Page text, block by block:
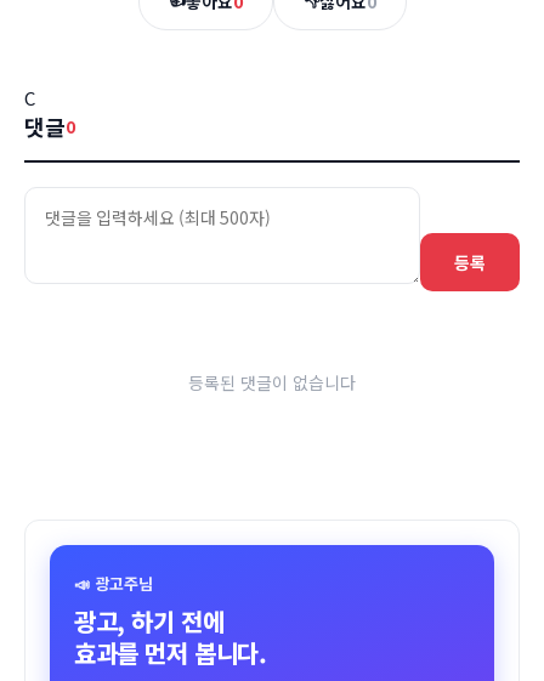
C
댓글0
등록
등록된 댓글이 없습니다
📣 광고주님
광고, 하기 전에
효과를 먼저 봅니다.